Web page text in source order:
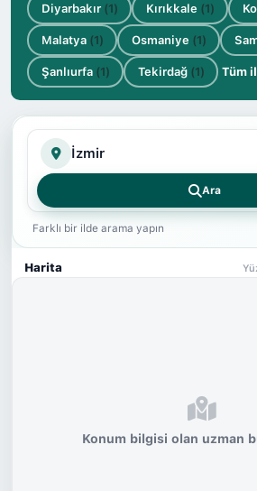
Diyarbakır (1) Kırıkkale (1)
Malatya (1) Osmaniye (1)
Şanlıurfa (1) Tekirdağ (1) Tüm
İl
Ara
Farklı bir ilde arama yapın
Harita
Konum bilgisi olan uzman